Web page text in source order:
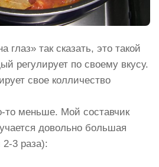
глаз» так сказать, это такой
регулирует по своему вкусу.
свое колличество
то меньше. Мой составчик
довольно большая
3 раза):